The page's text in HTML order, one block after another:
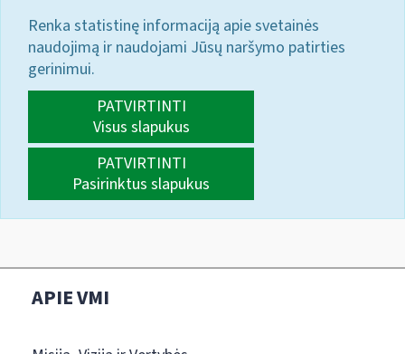
Renka statistinę informaciją apie svetainės
naudojimą ir naudojami Jūsų naršymo patirties
gerinimui.
PATVIRTINTI
Visus slapukus
PATVIRTINTI
Pasirinktus slapukus
APIE VMI